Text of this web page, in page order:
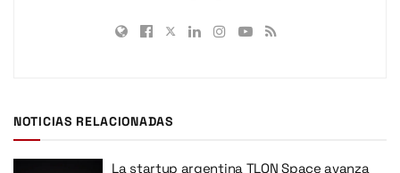
NOTICIAS RELACIONADAS
La startup argentina TLON Space avanza